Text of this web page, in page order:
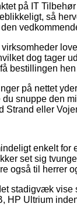
på IT
så
dog tager
bestillingen
på nettet
du snuppe den
eller
enkelt for
set sig
også til herrer
stadigvæk vise
HP Ultrium